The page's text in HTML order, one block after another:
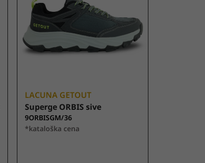
LACUNA GETOUT
Superge ORBIS sive
9ORBISGM/36
*kataloška cena